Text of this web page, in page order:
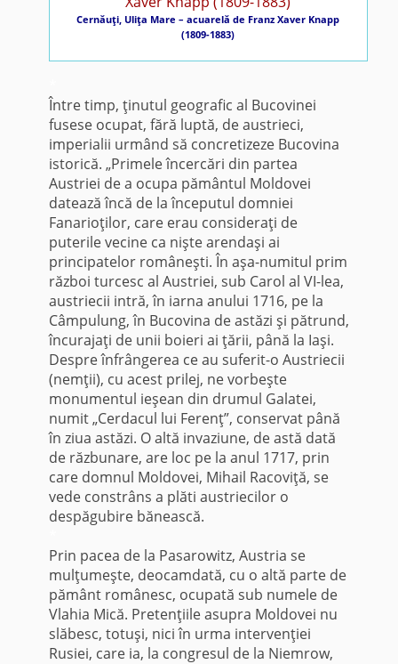
Cernăuţi, Uliţa Mare – acuarelă de Franz Xaver Knapp
(1809-1883)
Între timp, ţinutul geografic al Bucovinei
fusese ocupat, fără luptă, de austrieci,
imperialii urmând să concretizeze Bucovina
istorică. „Primele încercări din partea
Austriei de a ocupa pământul Moldovei
datează încă de la începutul domniei
Fanarioţilor, care erau consideraţi de
puterile vecine ca nişte arendaşi ai
principatelor româneşti. În aşa-numitul prim
război turcesc al Austriei, sub Carol al VI-lea,
austriecii intră, în iarna anului 1716, pe la
Câmpulung, în Bucovina de astăzi şi pătrund,
încurajaţi de unii boieri ai ţării, până la Iaşi.
Despre înfrângerea ce au suferit-o Austriecii
(nemţii), cu acest prilej, ne vorbeşte
monumentul ieşean din drumul Galatei,
numit „Cerdacul lui Ferenţ”, conservat până
în ziua astăzi. O altă invaziune, de astă dată
de răzbunare, are loc pe la anul 1717, prin
care domnul Moldovei, Mihail Racoviţă, se
vede constrâns a plăti austriecilor o
despăgubire bănească.
Prin pacea de la Pa­sarowitz, Austria se
mulţumeşte, deocamdată, cu o altă parte de
pământ românesc, ocu­pată sub numele de
Vlahia Mică. Pretenţiile asupra Mol­dovei nu
slăbesc, totuşi, nici în urma intervenţiei
Rusiei, care ia, la congresul de la Niemrow,